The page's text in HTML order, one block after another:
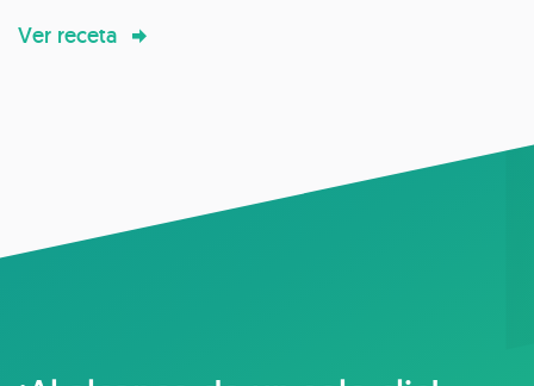
Ver receta